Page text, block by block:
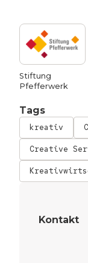
Stiftung
Pfefferwerk
Tags
kreativ
Creative
Kontakt